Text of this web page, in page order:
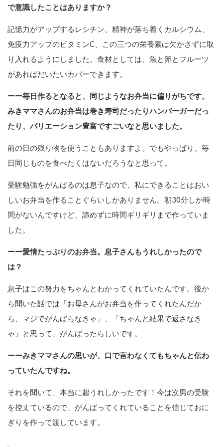
で意識したことはありますか？
記憶力がアップするレシチン、精神が落ち着くカルシウム、
免疫力アップのビタミンC、この三つの栄養素は欠かさずに取
り入れるようにしました。食材としては、魚と卵とフルーツ
があればだいたいカバーできます。
ーー毎日作るとなると、同じようなお弁当に偏りがちです。
みきママさんのお弁当は巻き寿司だったりハンバーガーだっ
たり、バリエーション豊富ですごいなと思いました。
前の日の残り物を使うこともありますよ。でもやっぱり、毎
日同じものを食べたくはないだろうなと思って。
受験勉強をがんばるのは息子なので、私にできることはおい
しいお弁当を作ることぐらいしかありません。朝30分しか時
間がないんですけど、諦めずに時間ギリギリまで作っていま
した。
ーー愛情たっぷりのお弁当。息子さんもうれしかったので
は？
息子はこの努力をちゃんとわかってくれていたんです。後か
ら聞いた話では「お母さんがお弁当を作ってくれたんだか
ら、マジでがんばらなきゃ」、「ちゃんと結果で返さなき
ゃ」と思って、がんばったらしいです。
ーーみきママさんの思いが、口で言わなくてもちゃんと伝わ
っていたんですね。
それを聞いて、本当に超うれしかったです！今は次男の受験
を控えているので、がんばってくれていることを信じておに
ぎりを作って渡しています。